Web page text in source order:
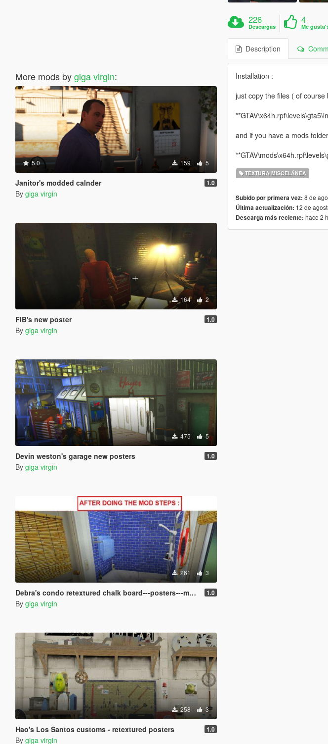
More mods bygiga virgin:
5.0 159 5
Janitor's modded calnder 1.0
By giga virgin
164 2
FIB's new poster 1.0
By giga virgin
475 5
Devin weston's garage new posters 1.0
By giga virgin
261 3
Debra's condo retextured chalk board---posters---magazines 1.0
By giga virgin
258 3
Hao's Los Santos customs - retextured posters 1.0
By giga virgin
226
Descargas
4
Me
Description
Installation :
just copy the files ( of
and if you have a mods
TEXTURA MISCELÁNEA
Subido por primera vez: 8 de
Última actualización: 12 de
Descarga más reciente: hace 2